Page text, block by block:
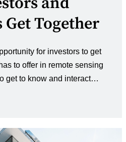
Get Together
for investors to get
to offer in remote sensing
get to know and interact…